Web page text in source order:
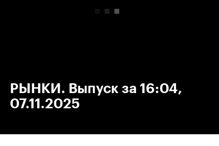
РЫНКИ. Выпуск за 16:04,
07.11.2025